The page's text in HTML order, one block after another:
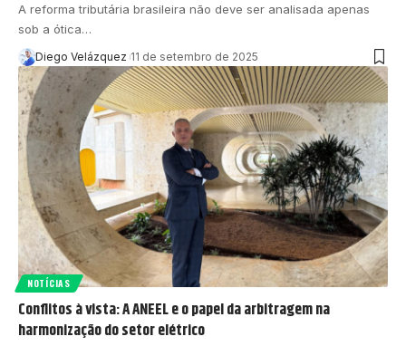
A reforma tributária brasileira não deve ser analisada apenas
sob a ótica…
Diego Velázquez 11 de setembro de 2025
NOTÍCIAS
Conflitos à vista: A ANEEL e o papel da arbitragem na
harmonização do setor elétrico